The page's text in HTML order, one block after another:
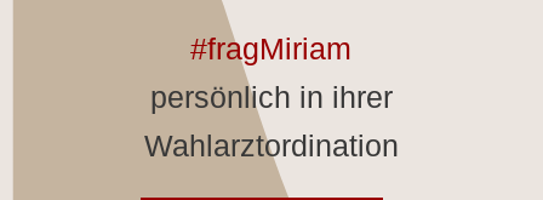
#fragMiriam
persönlich in ihrer
Wahlarztordination